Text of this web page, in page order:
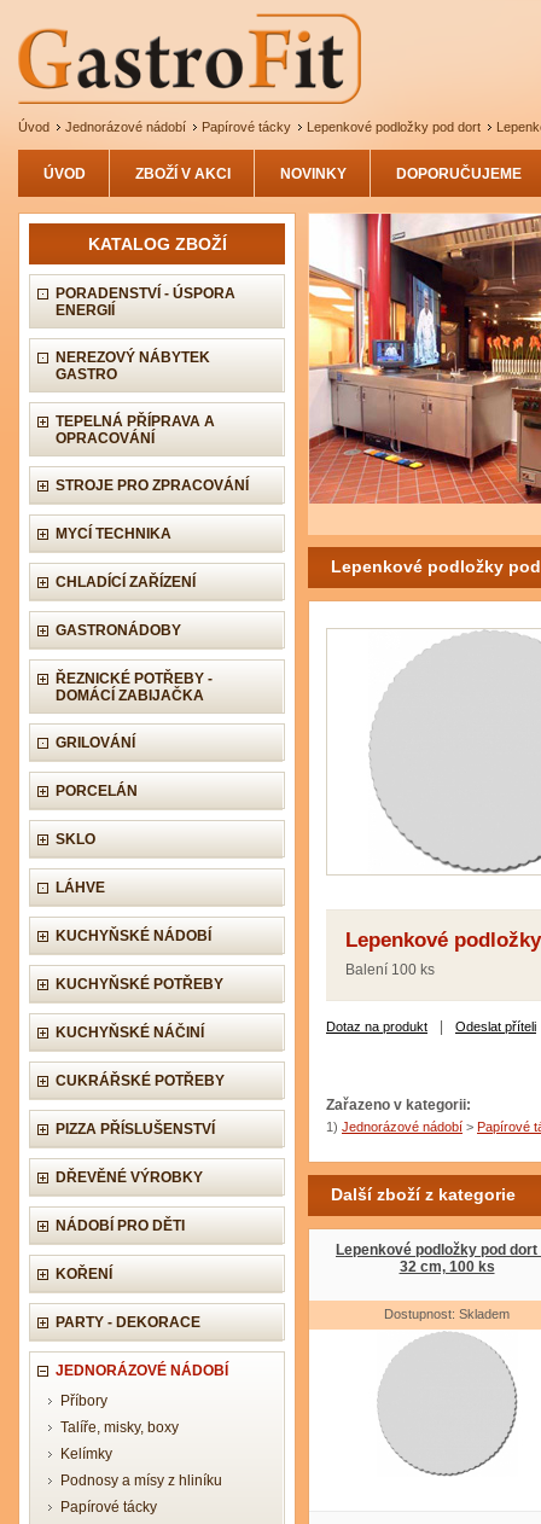
Úvod Jednorázové nádobí Papírové tácky Lepenkové podložky pod dort
ÚVOD ZBOŽÍ V AKCI NOVINKY DOPORUČUJEME
KATALOG ZBOŽÍ
PORADENSTVÍ - ÚSPORA
ENERGIÍ
NEREZOVÝ NÁBYTEK
GASTRO
TEPELNÁ PŘÍPRAVA A
OPRACOVÁNÍ
STROJE PRO ZPRACOVÁNÍ
MYCÍ TECHNIKA
CHLADÍCÍ ZAŘÍZENÍ
GASTRONÁDOBY
ŘEZNICKÉ POTŘEBY -
DOMÁCÍ ZABIJAČKA
GRILOVÁNÍ
PORCELÁN
SKLO
LÁHVE
KUCHYŇSKÉ NÁDOBÍ
KUCHYŇSKÉ POTŘEBY
KUCHYŇSKÉ NÁČINÍ
CUKRÁŘSKÉ POTŘEBY
PIZZA PŘÍSLUŠENSTVÍ
DŘEVĚNÉ VÝROBKY
NÁDOBÍ PRO DĚTI
KOŘENÍ
PARTY - DEKORACE
JEDNORÁZOVÉ NÁDOBÍ
Příbory
Talíře, misky, boxy
Kelímky
Podnosy a mísy z hliníku
Papírové tácky
Lepenkové podložky
Lepenkové
Balení 100 ks
Dotaz na produkt Odeslat příteli
Zařazeno v kategorii:
1) Jednorázové nádobí > Papírové
Další zboží z kategorie
Lepenkové podložky pod dort
32 cm, 100 ks
Dostupnost: Skladem